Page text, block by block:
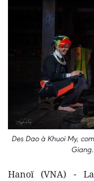
Des Dao à Khuoi My,
Hanoï (VNA) -